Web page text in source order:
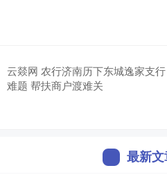
云燚网 农行济南历下东城逸家支
难题 帮扶商户渡难关
最新